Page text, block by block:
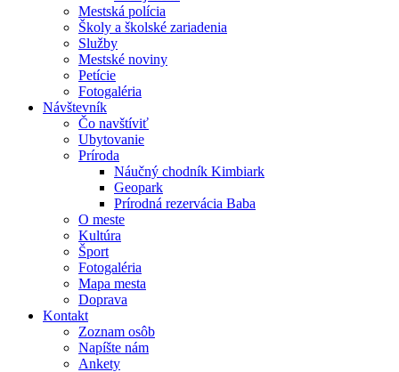
Mestská polícia
Školy a školské zariadenia
Služby
Mestské noviny
Petície
Fotogaléria
Návštevník
Čo navštíviť
Ubytovanie
Príroda
Náučný chodník Kimbiark
Geopark
Prírodná rezervácia Baba
O meste
Kultúra
Šport
Fotogaléria
Mapa mesta
Doprava
Kontakt
Zoznam osôb
Napíšte nám
Ankety